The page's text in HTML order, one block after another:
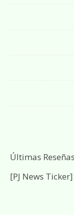
Últimas Reseñas
[PJ News Ticker]